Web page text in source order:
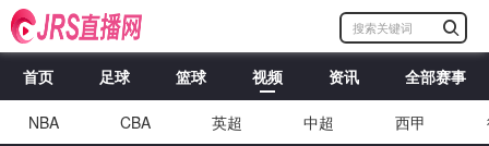
首页 足球 篮球 视频 资讯 全部赛事
NBA CBA 英超 中超 西甲